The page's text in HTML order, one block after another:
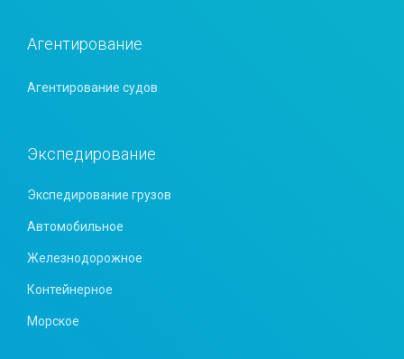
п
й
Агентирование
Агентирование судов
Экспедирование
Экспедирование грузов
Автомобильное
Железнодорожное
Контейнерное
Морское